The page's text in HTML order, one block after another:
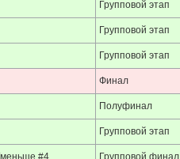
Групповой этап
Групповой этап
Групповой этап
Финал
Полуфинал
Групповой этап